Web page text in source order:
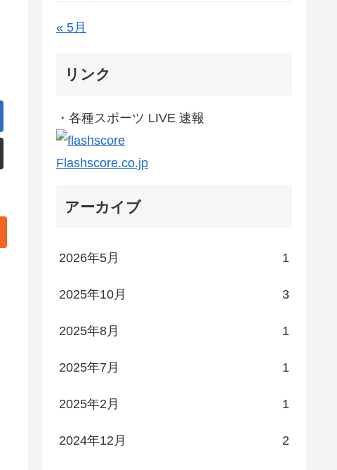
« 5月
リンク
・各種スポーツ LIVE 速報
Flashscore.co.jp
アーカイブ
2026年5月 1
2025年10月 3
2025年8月 1
2025年7月 1
2025年2月 1
2024年12月 2